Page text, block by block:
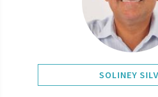
SOLINEY